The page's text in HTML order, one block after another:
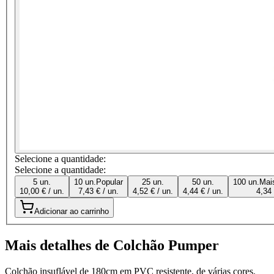
Selecione a quantidade:
Selecione a quantidade:
5 un.
10,00 € / un.
10 un. Popular
7,43 € / un.
25 un.
4,52 € / un.
50 un.
4,44 € / un.
100 un.
4,34
Adicionar ao carrinho
Mais detalhes de Colchão Pumper
Colchão insuflável de 180cm em PVC resistente, de várias cores.